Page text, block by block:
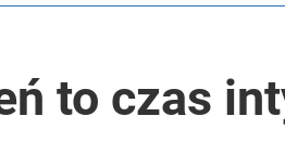
dwa miliony złotych
to czas